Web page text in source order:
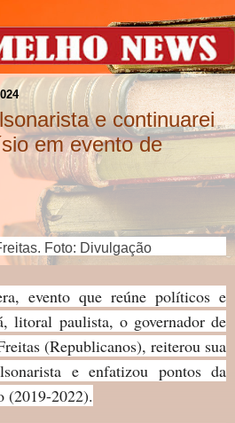
e continuarei
em evento de
Foto: Divulgação
evento que reúne políticos e
litoral paulista, o governador de
(Republicanos), reiterou sua
e enfatizou pontos da
(2019-2022).